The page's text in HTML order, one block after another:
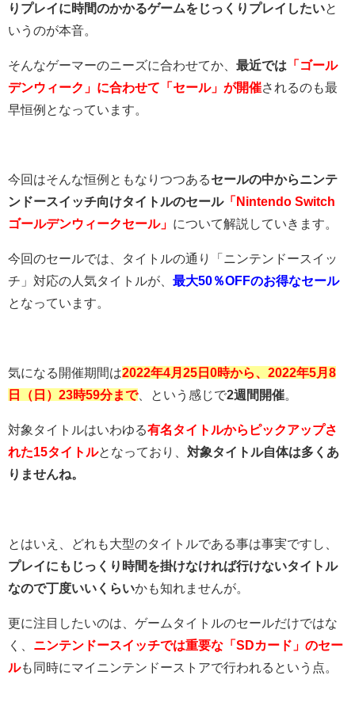
りプレイに時間のかかるゲームをじっくりプレイしたいと
いうのが本音。
そんなゲーマーのニーズに合わせてか、 最近では 「ゴール
デンウィーク」に合わせて「セール」が開催されるのも最
早恒例となっています。
今回はそんな恒例ともなりつつあるセールの中からニンテ
ンドースイッチ向けタイトルのセール「Nintendo Switch
ゴールデンウィークセール」 について解説していきます。
今回のセールでは、タイトルの通り「ニンテンドースイッ
チ」対応の人気タイトルが、 最大50％OFFのお得なセール
となっています。
気になる開催期間は2022年4月25日0時から、2022年5月8
日（日）23時59分まで、という感じで2週間開催。
対象タイトルはいわゆる有名タイトルからピックアップさ
れた15タイトルとなっており、 対象タイトル自体は多くあ
りませんね。
とはいえ、どれも大型のタイトルである事は事実ですし、
プレイにもじっくり時間を掛けなければ行けないタイトル
なので丁度いいくらいかも知れませんが。
更に注目したいのは、ゲームタイトルのセールだけではな
く、 ニンテンドースイッチでは重要な「SDカード」のセー
ルも同時にマイニンテンドーストアで行われるという点。